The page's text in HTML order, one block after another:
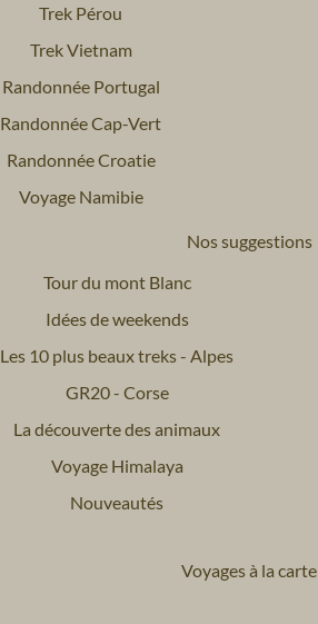
Trek Pérou
Trek Vietnam
Randonnée Portugal
Randonnée Cap-Vert
Randonnée Croatie
Voyage Namibie
Nos suggestions
Tour du mont Blanc
Idées de weekends
Les 10 plus beaux treks - Alpes
GR20 - Corse
La découverte des animaux
Voyage Himalaya
Nouveautés
Voyages à la carte